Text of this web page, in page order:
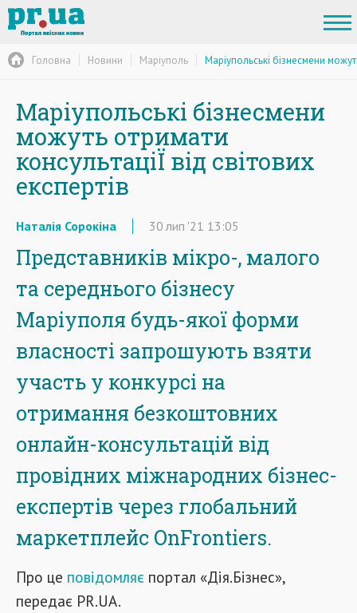
Головна Новини Маріуполь Маріупольські бізнесмени
Маріупольські бізнесмени
можуть отримати
консультаціЇ від світових
експертів
Наталія Сорокіна 30 лип '21 13:05
Представників мікро-, малого
та середнього бізнесу
Маріуполя будь-якої форми
власності запрошують взяти
участь у конкурсі на
отримання безкоштовних
онлайн-консультацій від
провідних міжнародних бізнес-
експертів через глобальний
маркетплейс OnFrontiers.
Про це повідомляє портал «Дія.Бізнес»,
передає PR.UA.